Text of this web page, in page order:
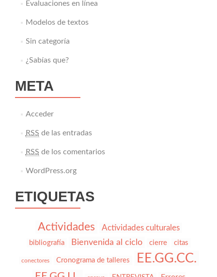
Evaluaciones en línea
Modelos de textos
Sin categoría
¿Sabías que?
META
Acceder
RSS de las entradas
RSS de los comentarios
WordPress.org
ETIQUETAS
Actividades Actividades culturales
bibliografía Bienvenida al ciclo cierre citas
conectores Cronograma de talleres EE.GG.CC.